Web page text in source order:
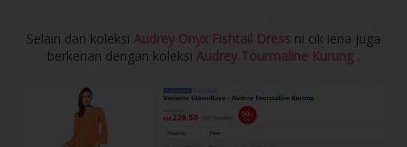
Selain dari koleksi Audrey Onyx Fishtail Dress ni cik iena juga
berkenan dengan koleksi Audrey Tourmaline Kurung .